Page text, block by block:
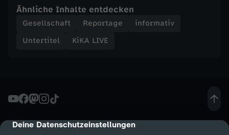
cmp-dialog-description
Deine Datenschutzeinstellungen
o
S
p
Ähnliche Inhalte entdecken
Gesellschaft Reportage
informativ
Untertitel
KiKA LIVE